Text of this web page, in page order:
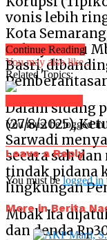
vonis lebih
Kota
Rahayu atau
Basri,
Dalam sidang
(27/8/2025),
Sarwadi
secara sah
tindak pidana
lingkungan
Mbak Ita
dan denda
Continue Reading
You may also like...
Related Topics:
You must be logged
Leave a Reply
You must belogged in
More in Berita